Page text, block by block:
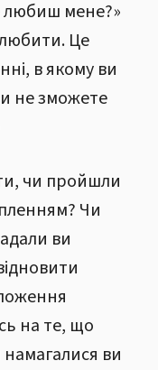
мене?»
Це
в якому ви
не зможете
чи пройшли
Чи
ви
на те, що
ви